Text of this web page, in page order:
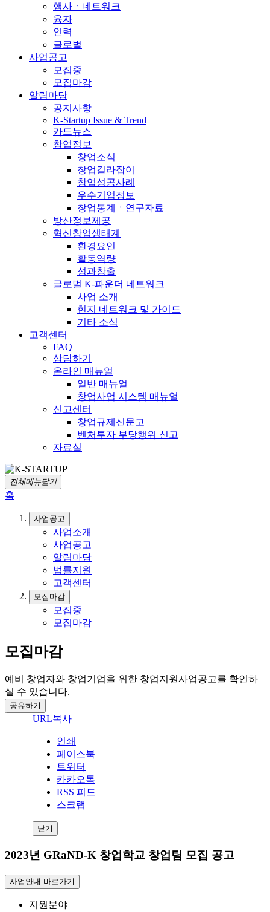
행사ㆍ네트워크
융자
인력
글로벌
사업공고
모집중
모집마감
알림마당
공지사항
K-Startup Issue & Trend
카드뉴스
창업정보
창업소식
창업길라잡이
창업성공사례
우수기업정보
창업통계ㆍ연구자료
방산정보제공
혁신창업생태계
환경요인
활동역량
성과창출
글로벌 K-파운더 네트워크
사업 소개
현지 네트워크 및 가이드
기타 소식
고객센터
FAQ
상담하기
온라인 매뉴얼
일반 매뉴얼
창업사업 시스템 매뉴얼
신고센터
창업규제신문고
벤처투자 부당행위 신고
자료실
전체메뉴닫기
홈
사업공고
사업소개
사업공고
알림마당
법률지원
고객센터
모집마감
모집중
모집마감
모집마감
예비 창업자와 창업기업을 위한 창업지원사업공고를 확인하
실 수 있습니다.
공유하기
URL복사
인쇄
페이스북
트위터
카카오톡
RSS 피드
스크랩
닫기
2023년 GRaND-K 창업학교 창업팀 모집 공고
사업안내 바로가기
지원분야